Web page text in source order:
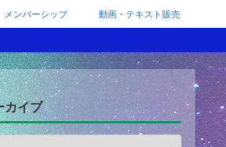
メンバーシップ 動画・テキスト販売
カイブ